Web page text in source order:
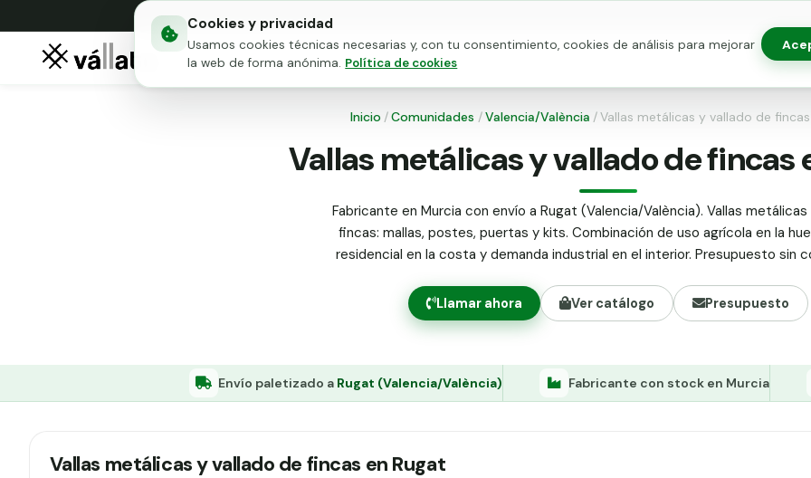
Cookies y privacidad
Usamos cookies técnicas necesarias y, con tu consentimiento, cookies de análisis para mejorar
la web de forma anónima. Política de cookies
Mallas metálicas
Puertas para vallado
Inicio /Comunidades /Valencia/València /Vallas metálicas y vallado de
Vallas metálicas y vallado de fincas
Fabricante en Murcia con envío a Rugat (Valencia/València). Vallas
fincas: mallas, postes, puertas y kits. Combinación de uso agrícola en la
residencial en la costa y demanda industrial en el interior. Presupuesto sin
Llamar ahora Ver catálogo Presupuesto
Envío paletizado a Rugat (Valencia/València) Fabricante con stock en Murcia
Vallas metálicas y vallado de fincas en Rugat